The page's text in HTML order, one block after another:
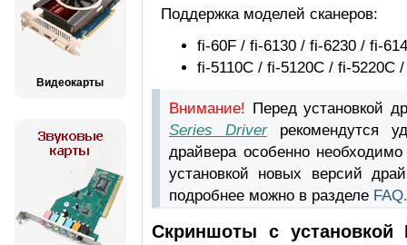
Видеокарты
Поддержка моделей сканеров:
fi-60F / fi-6130 / fi-6230 / fi-
fi-5110C / fi-5120C / fi-5220C
Внимание! Перед установкой
Series Driverрекомендутся
драйвера особенно
установкой новых версий
подробнее можно в разделе FAQ.
Скриншоты с установкой